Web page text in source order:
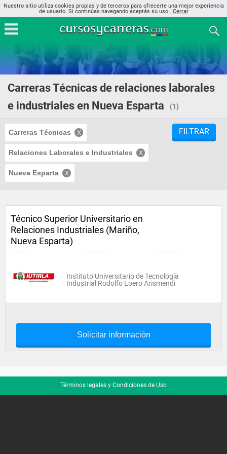
Nuestro sitio utiliza cookies propias y de terceros para ofrecerte una mejor experiencia
de usuario. Si continúas navegando aceptás su uso.. Cerrar
Carreras Técnicas de relaciones laborales
e industriales en Nueva Esparta
(1)
Carreras Técnicas
Relaciones Laborales e Industriales
Nueva Esparta
FILTRAR
Técnico Superior Universitario en
Relaciones Industriales (Mariño,
Nueva Esparta)
Instituto Universitario de Tecnología
Industrial Rodolfo Loero Arismendi
Solicitar información
Términos legales y Condiciones de Uso